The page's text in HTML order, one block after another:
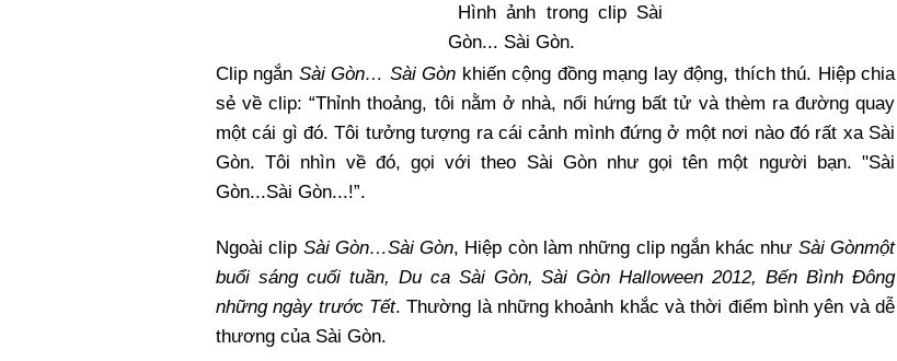
Hình ảnh trong clip Sài
Gòn... Sài Gòn.
Clip ngắn Sài Gòn… Sài Gòn khiến cộng đồng mạng lay động, thích thú. Hiệp chia
sẻ về clip: “Thỉnh thoảng, tôi nằm ở nhà, nổi hứng bất tử và thèm ra đường quay
một cái gì đó. Tôi tưởng tượng ra cái cảnh mình đứng ở một nơi nào đó rất xa Sài
Gòn. Tôi nhìn về đó, gọi với theo Sài Gòn như gọi tên một người bạn. "Sài
Gòn...Sài Gòn...!”.
Ngoài clip Sài Gòn…Sài Gòn, Hiệp còn làm những clip ngắn khác như Sài Gònmột
buổi sáng cuối tuần, Du ca Sài Gòn, Sài Gòn Halloween 2012, Bến Bình Đông
những ngày trước Tết. Thường là những khoảnh khắc và thời điểm bình yên và dễ
thương của Sài Gòn.